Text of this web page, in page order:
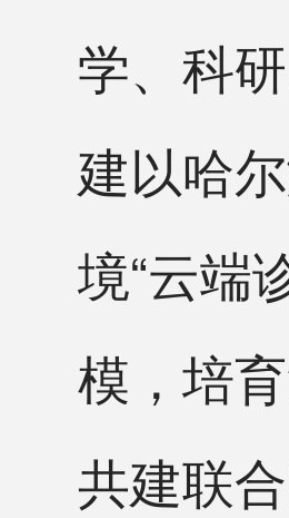
学、科
建以哈
境“云端
模，培
共建联